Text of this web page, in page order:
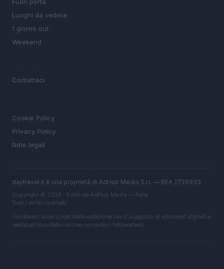
Luoghi da vedere
1 giorno out
Weekend
Contattaci
Cookie Policy
Privacy Policy
Note legali
daytravel.it è una proprietà di AdHub Media S.r.l. — REA 2729933
Copyright © 2026 · Edito da AdHub Media — Italia
Tutti i diritti riservati
I contenuti sono curati dalla redazione con il supporto di strumenti digitali e
realizzati in collaborazione con autori indipendenti.